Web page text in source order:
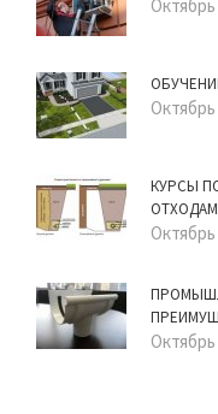
Октябрь
Октябрь
КУРСЫ
Октябрь
Октябрь